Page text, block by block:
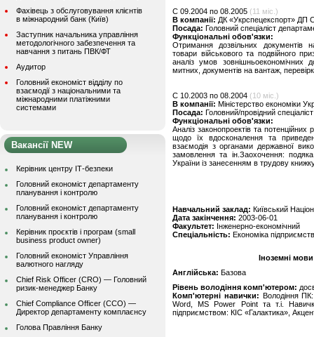
Фахівець з обслуговування клієнтів
в міжнародний банк (Київ)
Заступник начальника управління
методологічного забезпечення та
навчання з питань ПВК/ФТ
Аудитор
Головний економіст відділу по
взаємодії з національними та
міжнародними платіжними
системами
Вакансії NEW
Керівник центру ІТ-безпеки
Головний економіст департаменту
планування і контролю
Головний економіст департаменту
планування і контролю
Керівник проєктів і програм (small
business product owner)
Головний економіст Управління
валютного нагляду
Chief Risk Officer (CRO) — Головний
ризик-менеджер Банку
Chief Compliance Officer (CCO) —
Директор департаменту комплаєнсу
Голова Правління Банку
C 09.2004 по 08.2005 (11 міс.)
В компанії: ДК «Укрспецекспорт» ДП
Посада: Головний спеціаліст
Функціональні обов'язки:
Отримання дозвільних документів
товари військового та подвійного
аналіз умов зовнішньоекономічних
митних, документів на вантаж,
C 10.2003 по 08.2004 (10 міс.)
В компанії: Міністерство економіки
Посада: Головний/провідний
Функціональні обов'язки:
Аналіз законопроектів та
щодо їх вдосконалення та
взаємодія з органами державної
замовлення та ін.Заохочення:
України із занесенням в трудову
Навчальний заклад: Київський
Дата закінчення: 2003-06-01
Факультет: Інженерно-економічний
Спеціальність: Економіка
Іноземні
Англійська: Базова
Рівень володіння комп'ютером:
Комп'ютерні навички: Володіння
Word, MS Power Point та т.і.
підприємством: КІС «Галактика»,